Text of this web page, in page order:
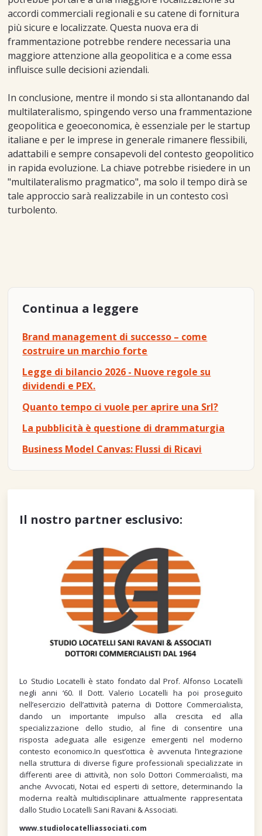
accordi commerciali regionali e su catene di fornitura
più sicure e localizzate. Questa nuova era di
frammentazione potrebbe rendere necessaria una
maggiore attenzione alla geopolitica e a come essa
influisce sulle decisioni aziendali.
In conclusione, mentre il mondo si sta allontanando dal
multilateralismo, spingendo verso una frammentazione
geopolitica e geoeconomica, è essenziale per le startup
italiane e per le imprese in generale rimanere flessibili,
adattabili e sempre consapevoli del contesto geopolitico
in rapida evoluzione. La chiave potrebbe risiedere in un
"multilateralismo pragmatico", ma solo il tempo dirà se
tale approccio sarà realizzabile in un contesto così
turbolento.
Continua a leggere
Brand management di successo – come
costruire un marchio forte
Legge di bilancio 2026 - Nuove regole su
dividendi e PEX.
Quanto tempo ci vuole per aprire una Srl?
La pubblicità è questione di drammaturgia
Business Model Canvas: Flussi di Ricavi
Il nostro partner esclusivo:
Lo Studio Locatelli è stato fondato dal Prof. Alfonso Locatelli
negli anni ‘60. Il Dott. Valerio Locatelli ha poi proseguito
nell’esercizio dell’attività paterna di Dottore Commercialista,
dando un importante impulso alla crescita ed alla
specializzazione dello studio, al fine di consentire una
risposta adeguata alle esigenze emergenti nel moderno
contesto economico.In quest’ottica è avvenuta l’integrazione
nella struttura di diverse figure professionali specializzate in
differenti aree di attività, non solo Dottori Commercialisti, ma
anche Avvocati, Notai ed esperti di settore, determinando la
moderna realtà multidisciplinare attualmente rappresentata
dallo Studio Locatelli Sani Ravani & Associati.
www.studiolocatelliassociati.com